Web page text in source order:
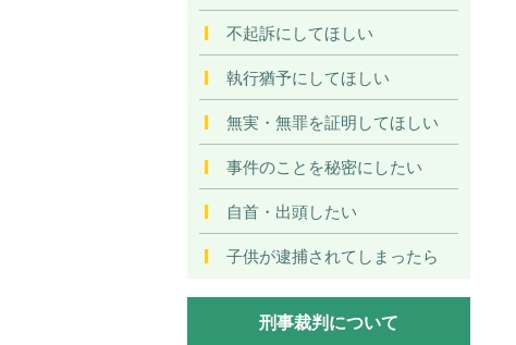
不起訴にしてほしい
執行猶予にしてほしい
無実・無罪を証明してほしい
事件のことを秘密にしたい
自首・出頭したい
子供が逮捕されてしまったら
刑事裁判について